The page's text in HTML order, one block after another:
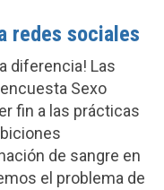
redes sociales
diferencia! Las
Sexo
fin a las prácticas
de sangre en
el problema de